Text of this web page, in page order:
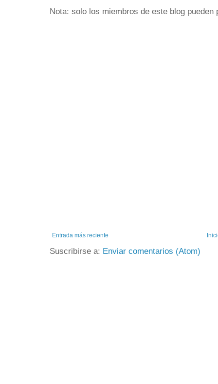
Nota: solo los miembros de este blog pueden
Entrada más reciente
Suscribirse a: Enviar comentarios (Atom)